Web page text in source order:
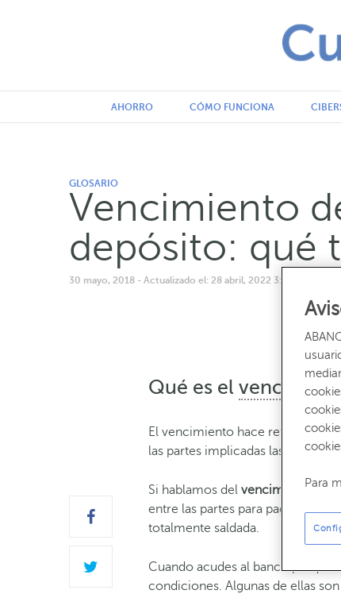
AHORRO CÓMO FUNCIONA
GLOSARIO
Vencimiento
depósito: qué
30 mayo, 2018 - Actualizado el: 28 abril, 2022 3:21 pm
Qué es el
El vencimiento hace referencia
las partes implicadas las que
Si hablamos del vencimiento de
entre las partes para pagar una
totalmente saldada.
Cuando acudes al banco porque
condiciones. Algunas de ellas
Para